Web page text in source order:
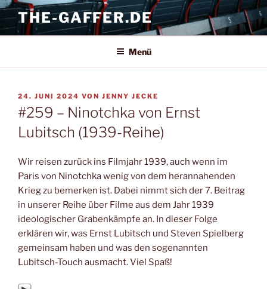
Zum
Inhalt
springen
THE-GAFFER.DE
Menü
VERÖFFENTLICHT
AM
24. JUNI 2024 VON JENNY JECKE
#259 – Ninotchka von Ernst
Lubitsch (1939-Reihe)
Wir reisen zurück ins Filmjahr 1939, auch wenn im
Paris von Ninotchka wenig von dem herannahenden
Krieg zu bemerken ist. Dabei nimmt sich der 7. Beitrag
in unserer Reihe über Filme aus dem Jahr 1939
ideologischer Grabenkämpfe an. In dieser Folge
erklären wir, was Ernst Lubitsch und Steven Spielberg
gemeinsam haben und was den sogenannten
Lubitsch-Touch ausmacht. Viel Spaß!